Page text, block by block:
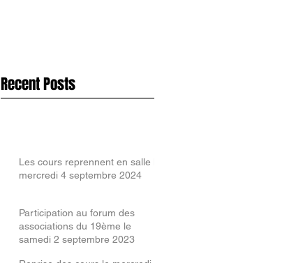
Recent Posts
Les cours reprennent en salle le
mercredi 4 septembre 2024
Participation au forum des
associations du 19ème le
samedi 2 septembre 2023